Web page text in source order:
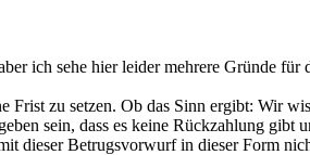
ich sehe hier leider mehrere Gründe für
zu setzen. Ob das Sinn ergibt: Wir
sein, dass es keine Rückzahlung
dieser Betrugsvorwurf in dieser Form